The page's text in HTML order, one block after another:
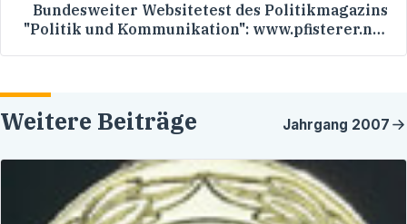
Bundesweiter Websitetest des Politikmagazins
"Politik und Kommunikation": www.pfisterer.net
Weitere Beiträge Jahrgang 2007